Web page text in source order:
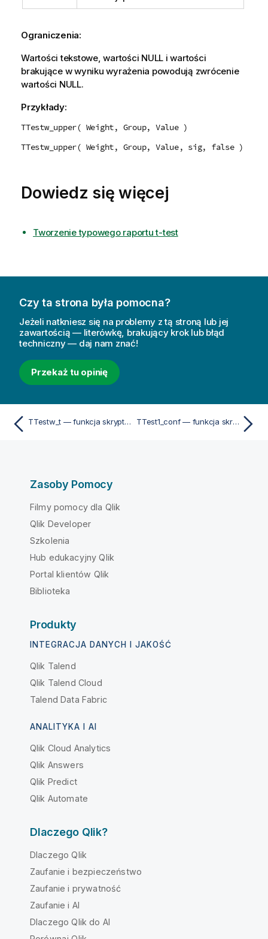
Ograniczenia:
Wartości tekstowe, wartości NULL i wartości
brakujące w wyniku wyrażenia powodują zwrócenie
wartości NULL.
Przykłady:
TTestw_upper( Weight, Group, Value )
TTestw_upper( Weight, Group, Value, sig, false )
Dowiedz się więcej
Tworzenie typowego raportu t-test
Czy ta strona była pomocna?
Jeżeli natkniesz się na problemy z tą stroną lub jej
zawartością — literówkę, brakujący krok lub błąd
techniczny — daj nam znać!
Przekaż tu opinię
TTestw_t — funkcja skryptu i funkcja wykresu TTest1_conf — funkcja skryptu i funkcja wykresu
Zasoby Pomocy
Filmy pomocy dla Qlik
Qlik Developer
Szkolenia
Hub edukacyjny Qlik
Portal klientów Qlik
Biblioteka
Produkty
INTEGRACJA DANYCH I JAKOŚĆ
Qlik Talend
Qlik Talend Cloud
Talend Data Fabric
ANALITYKA I AI
Qlik Cloud Analytics
Qlik Answers
Qlik Predict
Qlik Automate
Dlaczego Qlik?
Dlaczego Qlik
Zaufanie i bezpieczeństwo
Zaufanie i prywatność
Zaufanie i AI
Dlaczego Qlik do AI